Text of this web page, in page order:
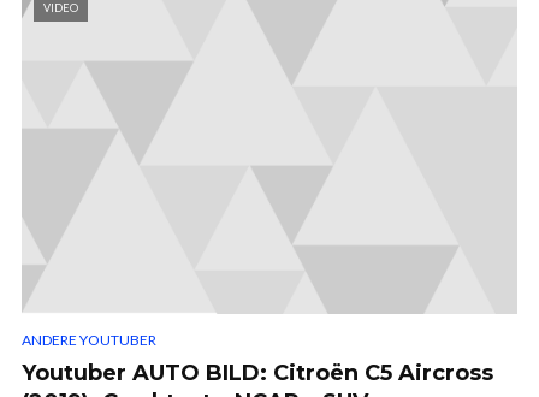
VIDEO
ANDERE YOUTUBER
Youtuber AUTO BILD: Citroën C5 Aircross